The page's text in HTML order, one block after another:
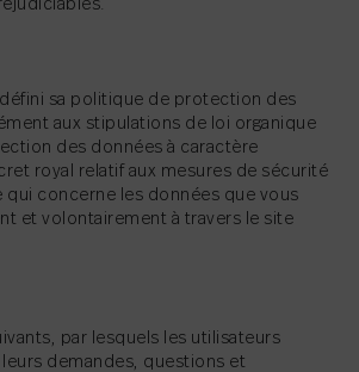
sa politique de protection des
aux stipulations de loi organique
des données à caractère
royal relatif aux mesures de sécurité
qui concerne les données que vous
et volontairement à travers le site
par lesquels les utilisateurs
demandes, questions et